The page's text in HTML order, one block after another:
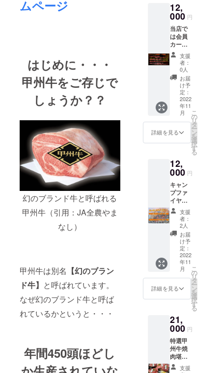
ムページ
はじめに・・・
甲州牛をご存じで
しょうか？？
幻のブランド牛と呼ばれる
甲州牛（引用：JA全農やま
なし）
甲州牛は別名 【幻のブラン
ド牛】 と呼ばれています。
なぜ幻のブランド牛と呼ば
れているかというと・・・
年間450頭ほどし
肉の鮮
度が高
い状態
でお届
けしま
す。 一
つひと
つ個包
装に
なって
います
ので、
お好み
の数量
をお好
イミン
グでお
ださ
い。 お
いしい
焼き方
の説明
書も添
付しま
すので
お試し
くださ
い。 当
店で仕
入れて
いる希
少部位
タンを
通常の
バーグ
とは一
味違う
肉々し
いハン
バーグ
に仕上
げまし
試しい
ただけ
るセッ
トで
す！！
都内有
名ハン
バーグ
専門店
「榎本
ハン
バーグ
研究
所」監
修の甲
100％ハ
ンバー
ている
ので、
肉の鮮
度が高
い状態
でお届
けしま
す。 一
つひと
つ個包
装に
なって
います
ので、
お好み
をお好
きなタ
召し上
がりく
ださ
い。 お
いしい
焼き方
の説明
ので、
肉の鮮
度が高
い状態
でお届
けしま
す。 一
つひと
つ個包
装に
なって
います
ので、
お好み
の数量
をお好
きなタ
がりく
ださ
いしい
焼き方
の説明
書も添
付しま
すので
お試し
くださ
い。 ※
リター
ンの発
送は仕
況等に
よって
がござ
います
【10％
割引券
有効期
限】発
行から6
引券］
(送料込
み)+お
礼の手
紙 当店
で仕入
れてい
る希少
部位で
あるタ
ンを通
常のハ
ンバー
グとは
一味違
う肉々
しいハ
した。
お召し
上がり
方はレ
モンと
岩塩、
ブラッ
クペッ
パーが
一押
し。 当
店オリ
ジナル
ハン
バーグ
を真空
冷凍す
をその
ままに
お届け
いたし
ます。
個包装
になっ
12,
000 円
当店で
は会員
カード
をおつ
くりい
ただい
たお客
様に限
定サー
ビスを
させて
いただ
いてお
りま
す。 そ
こで今
だ会員
カード
をお持
ちでな
いお客
様にお
店で焼
肉を楽
しんで
いただ
きたく,
キャン
プファ
イヤー
限定
『プレ
ミアム
発行い
たしま
した。
☆
ご来店
いただ
支援
者：
0人
お届
け予
定：
2022
年11
月
詳細を見る
こ
の
リ
タ
ー
ン
を
選
択
す
る
12,
000 円
キャン
プファ
イヤー
限定！
①甲州
牛100％
ハン
バーグ
＜１８
０ｇ×5
個＞ ＋
②新開
発【希
少部位
ハン
バー
タン１
００％
ハン
バーグ
＜１8０
ｇ×5個
＞＋
支援
者：
2人
お届
け予
定：
2022
年11
月
詳細を見る
こ
の
リ
タ
ー
ン
を
選
択
す
る
21,
000 円
特選甲
州牛焼
肉堪能
セット
支援